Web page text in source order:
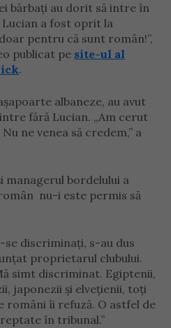
bărbați au dorit să intre în
a fost oprit la
pentru că sunt român!”,
publicat pe site-ul al
.
albaneze, au avut
fără Lucian. „Am cerut
ne venea să credem,” a
managerul bordelului a
nu-i este permis să
discriminați, s-au dus
proprietarul clubului.
simt discriminat. Egiptenii,
japonezii și elvețienii, toți
români îi refuză. O astfel de
în tribunal.”